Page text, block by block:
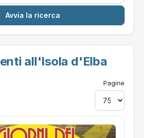
all'Isola d'Elba
Pagine